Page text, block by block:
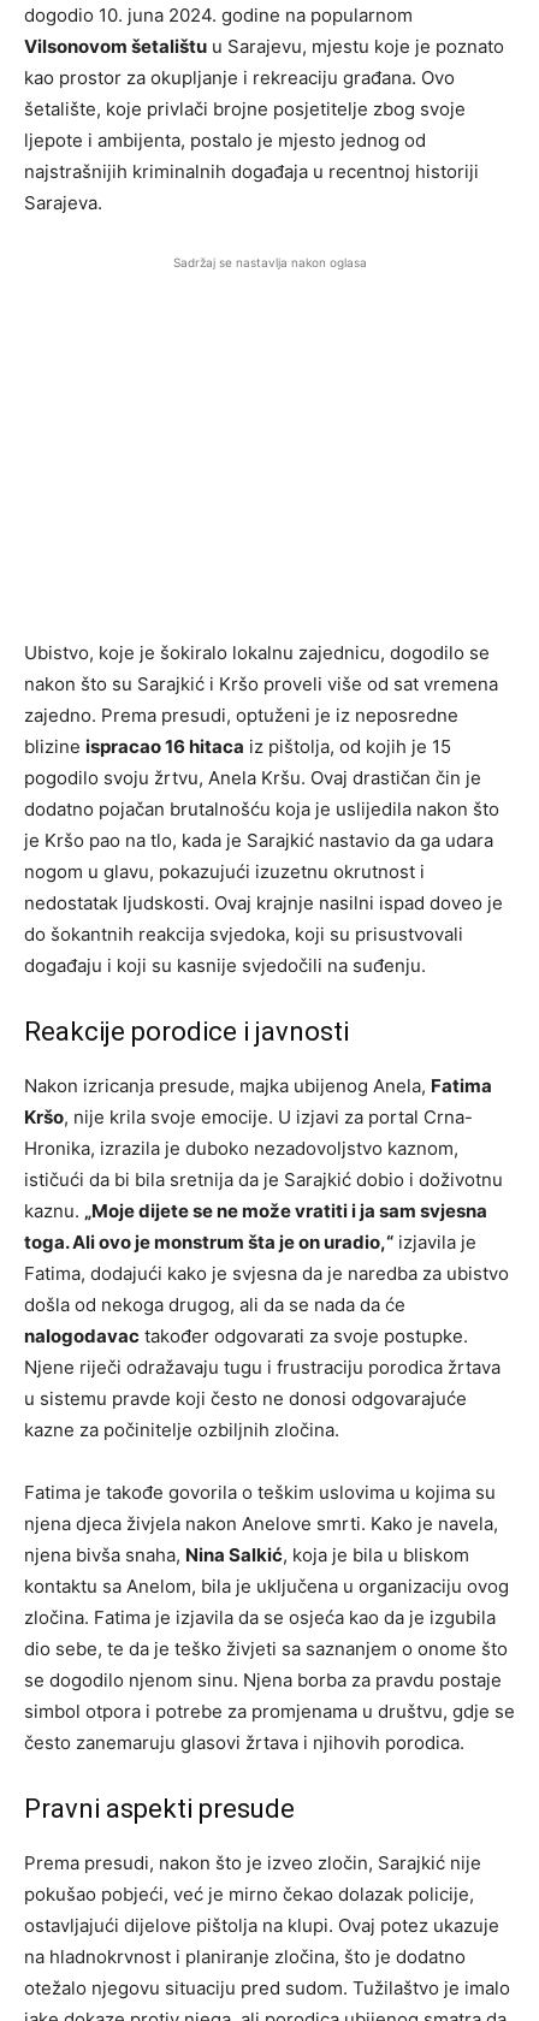
dogodio 10. juna 2024. godine na popularnom
Vilsonovom šetalištu u Sarajevu, mjestu koje je poznato
kao prostor za okupljanje i rekreaciju građana. Ovo
šetalište, koje privlači brojne posjetitelje zbog svoje
ljepote i ambijenta, postalo je mjesto jednog od
najstrašnijih kriminalnih događaja u recentnoj historiji
Sarajeva.
Sadržaj se nastavlja nakon oglasa
Ubistvo, koje je šokiralo lokalnu zajednicu, dogodilo se
nakon što su Sarajkić i Kršo proveli više od sat vremena
zajedno. Prema presudi, optuženi je iz neposredne
blizine ispracao 16 hitaca iz pištolja, od kojih je 15
pogodilo svoju žrtvu, Anela Kršu. Ovaj drastičan čin je
dodatno pojačan brutalnošću koja je uslijedila nakon što
je Kršo pao na tlo, kada je Sarajkić nastavio da ga udara
nogom u glavu, pokazujući izuzetnu okrutnost i
nedostatak ljudskosti. Ovaj krajnje nasilni ispad doveo je
do šokantnih reakcija svjedoka, koji su prisustvovali
događaju i koji su kasnije svjedočili na suđenju.
Reakcije porodice i javnosti
Nakon izricanja presude, majka ubijenog Anela, Fatima
Kršo, nije krila svoje emocije. U izjavi za portal Crna-
Hronika, izrazila je duboko nezadovoljstvo kaznom,
ističući da bi bila sretnija da je Sarajkić dobio i doživotnu
kaznu. „Moje dijete se ne može vratiti i ja sam svjesna
toga. Ali ovo je monstrum šta je on uradio,“ izjavila je
Fatima, dodajući kako je svjesna da je naredba za ubistvo
došla od nekoga drugog, ali da se nada da će
nalogodavac također odgovarati za svoje postupke.
Njene riječi odražavaju tugu i frustraciju porodica žrtava
u sistemu pravde koji često ne donosi odgovarajuće
kazne za počinitelje ozbiljnih zločina.
Fatima je takođe govorila o teškim uslovima u kojima su
njena djeca živjela nakon Anelove smrti. Kako je navela,
njena bivša snaha, Nina Salkić, koja je bila u bliskom
kontaktu sa Anelom, bila je uključena u organizaciju ovog
zločina. Fatima je izjavila da se osjeća kao da je izgubila
dio sebe, te da je teško živjeti sa saznanjem o onome što
se dogodilo njenom sinu. Njena borba za pravdu postaje
simbol otpora i potrebe za promjenama u društvu, gdje se
često zanemaruju glasovi žrtava i njihovih porodica.
Pravni aspekti presude
Prema presudi, nakon što je izveo zločin, Sarajkić nije
pokušao pobjeći, već je mirno čekao dolazak policije,
ostavljajući dijelove pištolja na klupi. Ovaj potez ukazuje
na hladnokrvnost i planiranje zločina, što je dodatno
otežalo njegovu situaciju pred sudom. Tužilaštvo je imalo